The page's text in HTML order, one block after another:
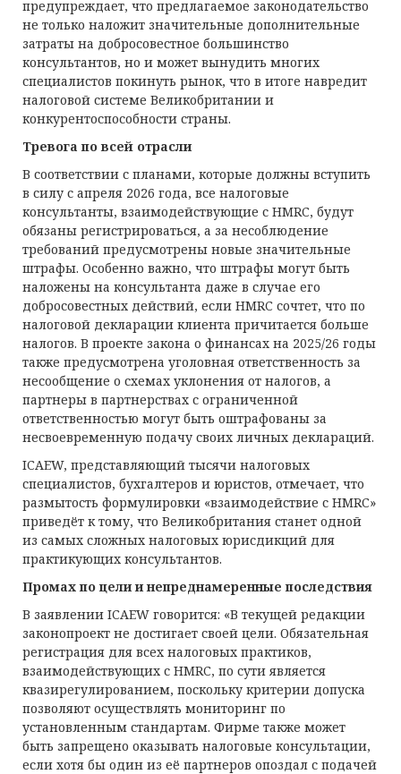
предупреждает, что предлагаемое законодательство
не только наложит значительные дополнительные
затраты на добросовестное большинство
консультантов, но и может вынудить многих
специалистов покинуть рынок, что в итоге навредит
налоговой системе Великобритании и
конкурентоспособности страны.
Тревога по всей отрасли
В соответствии с планами, которые должны вступить
в силу с апреля 2026 года, все налоговые
консультанты, взаимодействующие с HMRC, будут
обязаны регистрироваться, а за несоблюдение
требований предусмотрены новые значительные
штрафы. Особенно важно, что штрафы могут быть
наложены на консультанта даже в случае его
добросовестных действий, если HMRC сочтет, что по
налоговой декларации клиента причитается больше
налогов. В проекте закона о финансах на 2025/26 годы
также предусмотрена уголовная ответственность за
несообщение о схемах уклонения от налогов, а
партнеры в партнерствах с ограниченной
ответственностью могут быть оштрафованы за
несвоевременную подачу своих личных деклараций.
ICAEW, представляющий тысячи налоговых
специалистов, бухгалтеров и юристов, отмечает, что
размытость формулировки «взаимодействие с HMRC»
приведёт к тому, что Великобритания станет одной
из самых сложных налоговых юрисдикций для
практикующих консультантов.
Промах по цели и непреднамеренные последствия
В заявлении ICAEW говорится: «В текущей редакции
законопроект не достигает своей цели. Обязательная
регистрация для всех налоговых практиков,
взаимодействующих с HMRC, по сути является
квазирегулированием, поскольку критерии допуска
позволяют осуществлять мониторинг по
установленным стандартам. Фирме также может
быть запрещено оказывать налоговые консультации,
если хотя бы один из её партнеров опоздал с подачей